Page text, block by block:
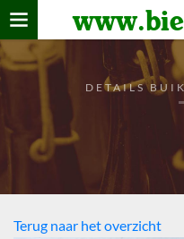
Home
verzamelen
De bierkaart
Bezoekers
DETAILS
Terug naar het overzicht